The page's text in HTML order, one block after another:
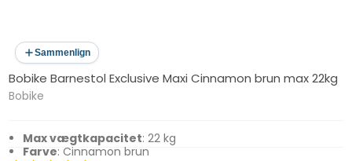
Sammenlign
Bobike Barnestol Exclusive Maxi Cinnamon brun max 22kg
Bobike
Max vægtkapacitet: 22 kg
Farve: Cinnamon brun